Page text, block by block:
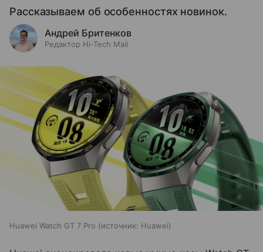
Рассказываем об особенностях новинок.
Андрей Бритенков
Редактор Hi-Tech Mail
Huawei Watch GT 7 Pro источник: Huawei